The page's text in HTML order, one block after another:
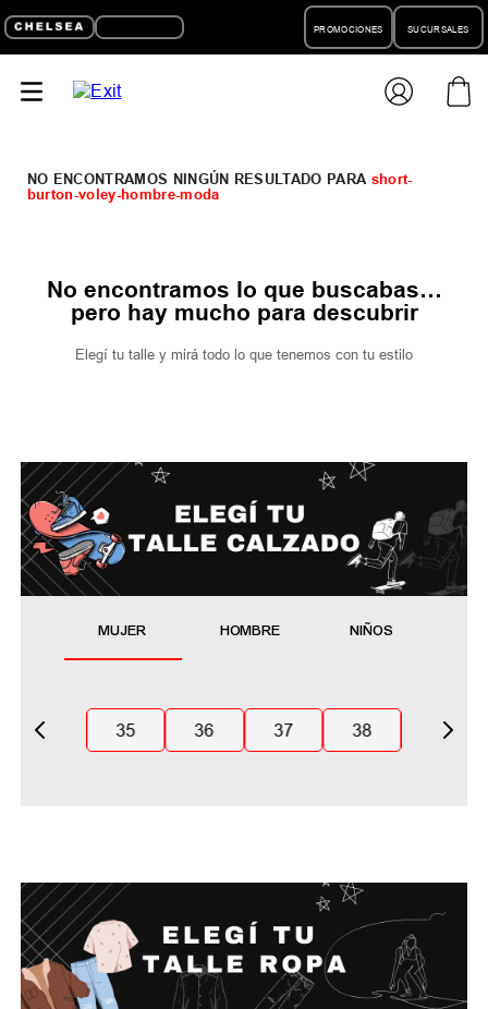
PROMOCIONES SUCURSALES
short-
burton-voley-hombre-moda
No encontramos lo que buscabas…
pero hay mucho para descubrir
Elegí tu talle y mirá todo lo que tenemos con tu estilo
MUJER HOMBRE NIÑOS
35 36 37 38